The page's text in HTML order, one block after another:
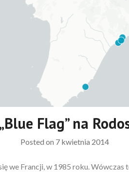
„Blue Flag” na
Posted on 7 kwietnia 2014
we Francji, w 1985 roku.